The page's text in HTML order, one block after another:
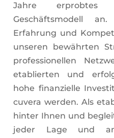
Jahre erprobtes
Geschäftsmodell an.
Erfahrung und
unseren bewährten
professionellen
etablierten und
hohe finanzielle
cuvera werden.Als
hinter Ihnen und
jeder Lage und